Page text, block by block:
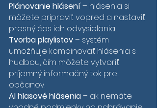
Plánovanie hlásení – hlásenia si
môžete pripraviť vopred a nastaviť
presný čas ich odvysielania.
Tvorba playlistov – systém
umožňuje kombinovať hlásenia s
hudbou, čím môžete vytvoriť
príjemný informačný tok pre
občanov.
AI hlasové hlásenia – ak nemáte